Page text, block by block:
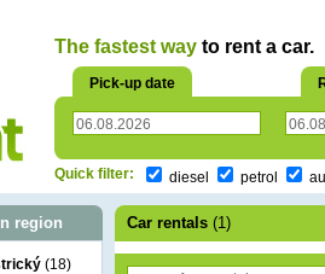
The fastest way to rent a car.
Pick-up date
Quick filter: diesel petrol
region
(18)
Car rentals (1)